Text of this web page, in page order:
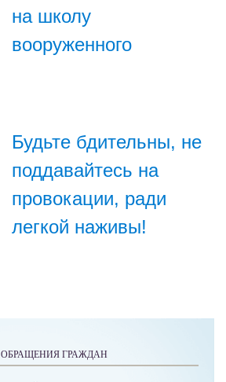
на школу
вооруженного
Будьте бдительны, не
поддавайтесь на
провокации, ради
легкой наживы!
ОБРАЩЕНИЯ ГРАЖДАН